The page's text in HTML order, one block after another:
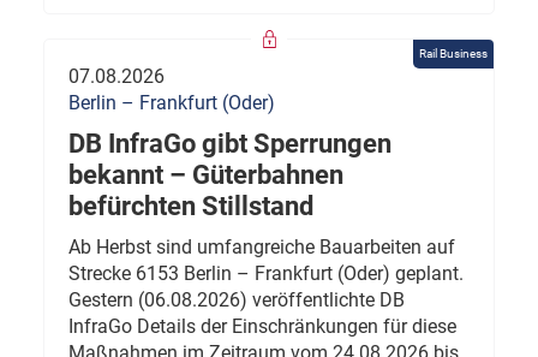
Rail Business
07.08.2026
Berlin – Frankfurt (Oder)
DB InfraGo gibt Sperrungen
bekannt – Güterbahnen
befürchten Stillstand
Ab Herbst sind umfangreiche Bauarbeiten auf
Strecke 6153 Berlin – Frankfurt (Oder) geplant.
Gestern (06.08.2026) veröffentlichte DB
InfraGo Details der Einschränkungen für diese